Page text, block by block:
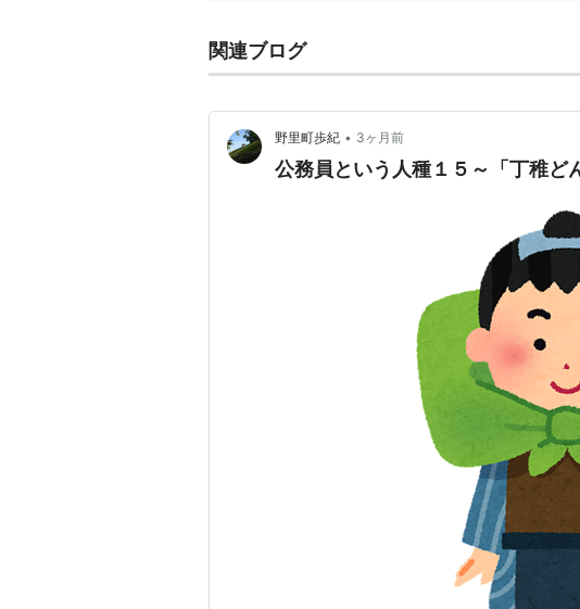
関連ブログ
野里町歩紀 • 3ヶ月前
公務員という人種１５～「丁稚ど